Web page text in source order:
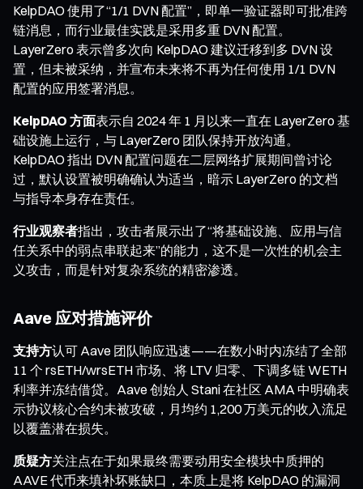
KelpDAO 使用了“1/1 DVN 配置”，即单一验证器即可批准跨
链消息，而行业最佳实践是采用多重 DVN 配置。
LayerZero 表示曾多次向 KelpDAO 建议迁移到多 DVN 设
置，但未被采纳，并宣布未来将不再为任何使用 1/1 DVN
配置的应用签署消息。
KelpDAO 方面表示自 2024 年 1 月以来一直在 LayerZero 基
础设施上运行，与 LayerZero 团队保持开放沟通。
KelpDAO 指出 DVN 配置问题在二层网络扩展期间曾讨论
过，默认设置被明确确认为适当，暗示 LayerZero 的文档
与指导本身存在责任。
行业观察者指出，攻击者展示出了“将基础设施、应用与信
任关系中的弱点串联起来”的能力，这不是一次性的机会主
义攻击，而是针对复杂系统的精密渗透。
Aave 应对措施评价
支持方认可 Aave 团队响应迅速——在数小时内冻结了全部
11 个 rsETH/wrsETH 市场、将 LTV 归零、下调多链 WETH
利率并冻结借贷。Aave 创始人 Stani 在社区 AMA 中明确表
示协议核心合约未被攻破，月均约 1,200 万美元的收入流足
以覆盖潜在损失。
质疑方关注点在于如果最终需要动用安全模块中质押的
AAVE 代币来填补坏账缺口，本质上是将 KelpDAO 的漏洞